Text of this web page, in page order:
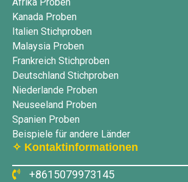
Kanada Proben
Italien Stichproben
Malaysia Proben
Frankreich Stichproben
Deutschland Stichproben
Niederlande Proben
Neuseeland Proben
Spanien Proben
Beispiele für andere Länder
✧ Kontaktinformationen
+8615079973145